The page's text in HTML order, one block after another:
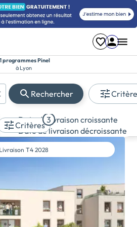
programmes Pinel
à Lyon
maximumRechercher
Critères
3
Date de livraison croissante
Date de livraison décroissante
Livraison T4 2028